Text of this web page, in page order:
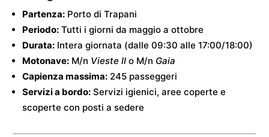
Partenza: Porto di Trapani
Periodo: Tutti i giorni da maggio a ottobre
Durata: Intera giornata (dalle 09:30 alle 17:00/18:00)
Motonave: M/n Vieste II o M/n Gaia
Capienza massima: 245 passeggeri
Servizi a bordo: Servizi igienici, aree coperte e
scoperte con posti a sedere